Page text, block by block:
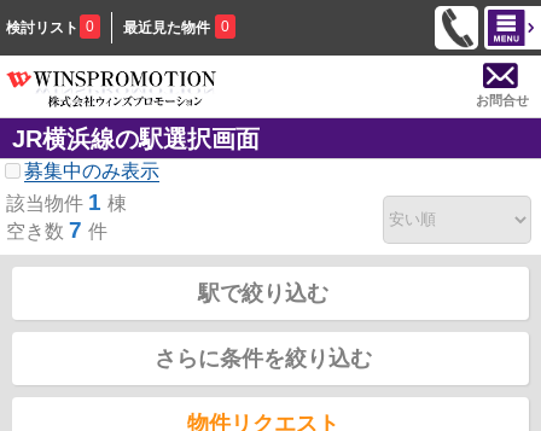
検討リスト 0 最近見た物件 0
お問合せ
JR横浜線の駅選択画面
募集中のみ表示
該当物件 1 棟
空き数 7 件
駅で絞り込む
さらに条件を絞り込む
物件リクエスト